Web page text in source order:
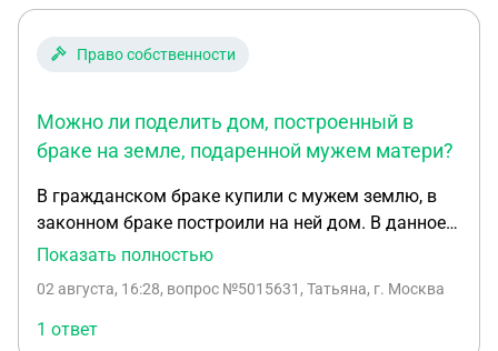
её продавать. Имеет ли он право настаивать на
Право собственности
Можно ли поделить дом, построенный в
браке на земле, подаренной мужем матери?
В гражданском браке купили с мужем землю, в
законном браке построили на ней дом. В данное
время дом достроен, но не зарегистрирован. Но
на свою маму. Могу ли я при разводе поделить
пополам дом?
Показать полностью
02 августа, 16:28, вопрос №5015631, Татьяна, г. Москва
1 ответ